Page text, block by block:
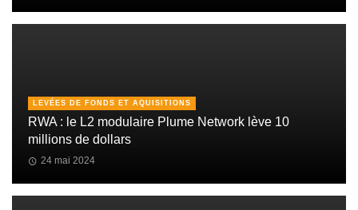
LEVÉES DE FONDS ET AQUISITIONS
RWA : le L2 modulaire Plume Network lève 10
millions de dollars
24 mai 2024